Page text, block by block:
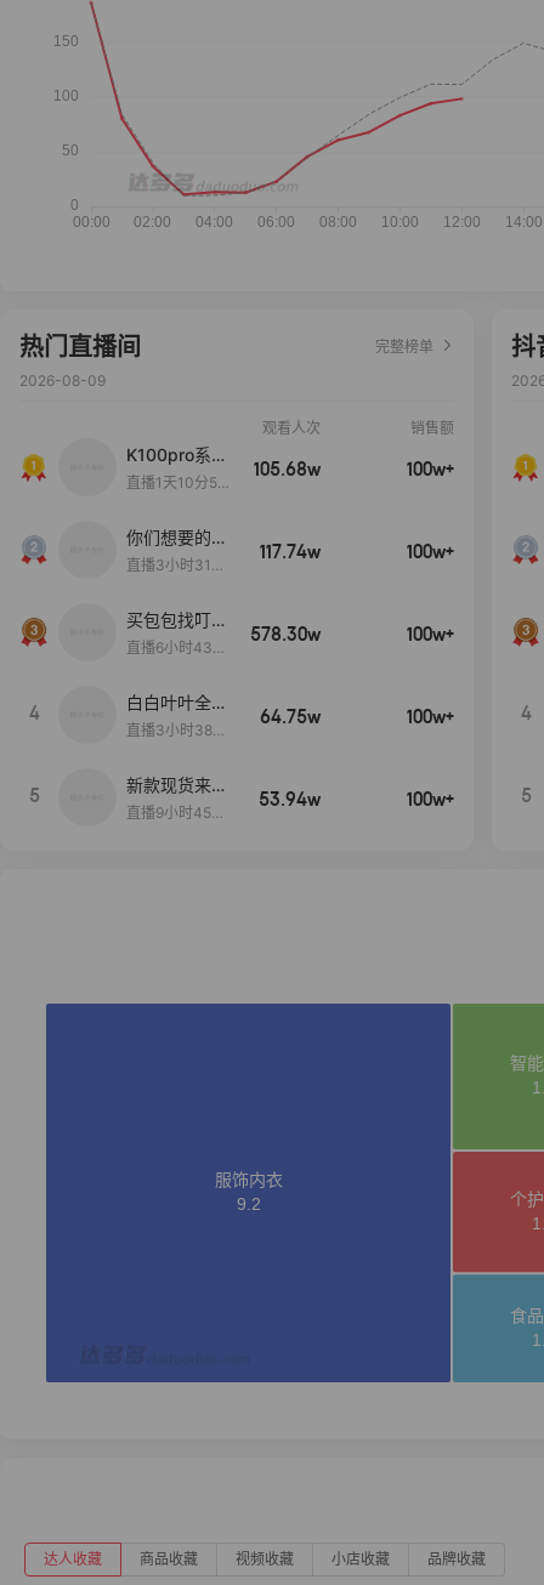
热门直播间
完整榜单
2026-08-09
观看人次 销售额
K100pro系列
新品预约中~
直播1天10分58
105.68w 100w+
你们想要的
包！终于来
意！
直播3小时31分
117.74w 100w+
买包包找叮
当,一折购！
直播6小时43分
578.30w 100w+
4
白白叶叶全品
类好物补贴节
直播3小时38分
64.75w 100w+
5
新款现货来了
～
直播9小时45分
53.94w 100w+
抖
4
5
达人收藏 商品收藏 视频收藏 小店收藏 品牌收藏